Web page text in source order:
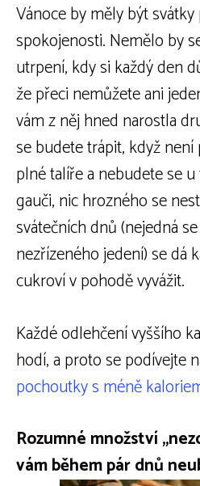
Vánoce by měly být
spokojenosti. Nemělo by
utrpení, kdy si každý den
že přeci nemůžete ani
vám z něj hned narostla
se budete trápit, když
plné talíře a nebudete se
gauči, nic hrozného se
svátečních dnů (nejedná
nezřízeného jedení) se dá
cukroví v pohodě vyvážit.
Každé odlehčení vyššího
hodí, a proto se podívejte
pochoutky s méně
Rozumné množství
vám během pár dnů